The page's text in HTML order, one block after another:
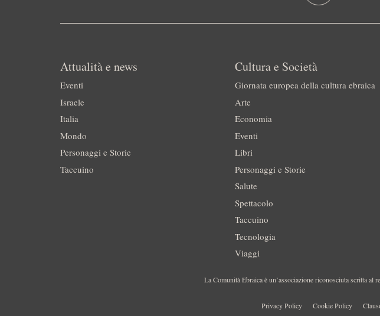
Attualità e news
Eventi
Israele
Italia
Mondo
Personaggi e Storie
Taccuino
Cultura e Società
Giornata europea della cultura ebraica
Arte
Economia
Eventi
Libri
Personaggi e Storie
Salute
Spettacolo
Taccuino
Tecnologia
Viaggi
La Comunità Ebraica è un’associazione riconosciuta scritta al
Privacy Policy Cookie Policy